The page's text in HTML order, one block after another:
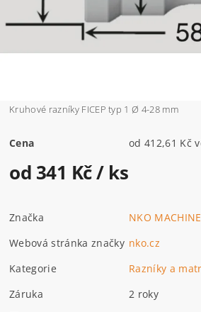
Kruhové razníky FICEP typ 1 Ø 4-28 mm
Cena
od 341 Kč/ ks
Značka
NKO
Webová stránka značky nko.cz
Kategorie
Razníky a
Záruka
2 roky